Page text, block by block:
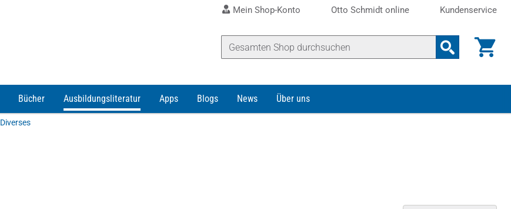
Mein Shop-Konto Otto Schmidt online Kundenservice
Bücher Ausbildungsliteratur Apps Blogs News Über uns
Diverses